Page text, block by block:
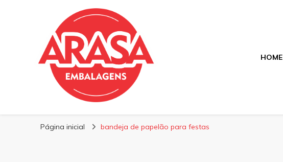
Blog | Arasa Embalagens
HOME
Página inicial bandeja de papelão para festas